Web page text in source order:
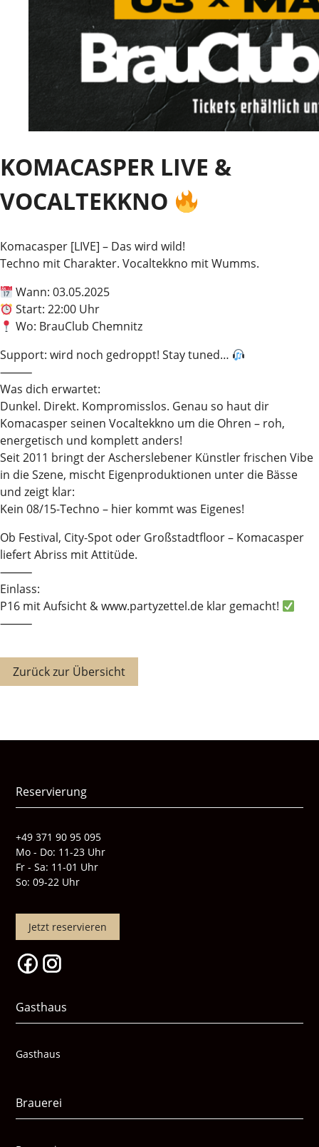
KOMACASPER LIVE &
VOCALTEKKNO
Komacasper [LIVE] – Das wird wild!
Techno mit Charakter. Vocaltekkno mit Wumms.
Wann: 03.05.2025
Start: 22:00 Uhr
Wo: BrauClub Chemnitz
Support: wird noch gedroppt! Stay tuned…
⸻
Was dich erwartet:
Dunkel. Direkt. Kompromisslos. Genau so haut dir
Komacasper seinen Vocaltekkno um die Ohren – roh,
energetisch und komplett anders!
Seit 2011 bringt der Ascherslebener Künstler frischen Vibe
in die Szene, mischt Eigenproduktionen unter die Bässe
und zeigt klar:
Kein 08/15-Techno – hier kommt was Eigenes!
Ob Festival, City-Spot oder Großstadtfloor – Komacasper
liefert Abriss mit Attitüde.
⸻
Einlass:
P16 mit Aufsicht & www.partyzettel.de klar gemacht!
⸻
Zurück zur Übersicht
Reservierung
+49 371 90 95 095
Mo - Do: 11-23 Uhr
Fr - Sa: 11-01 Uhr
So: 09-22 Uhr
Jetzt reservieren
Gasthaus
Gasthaus
Brauerei